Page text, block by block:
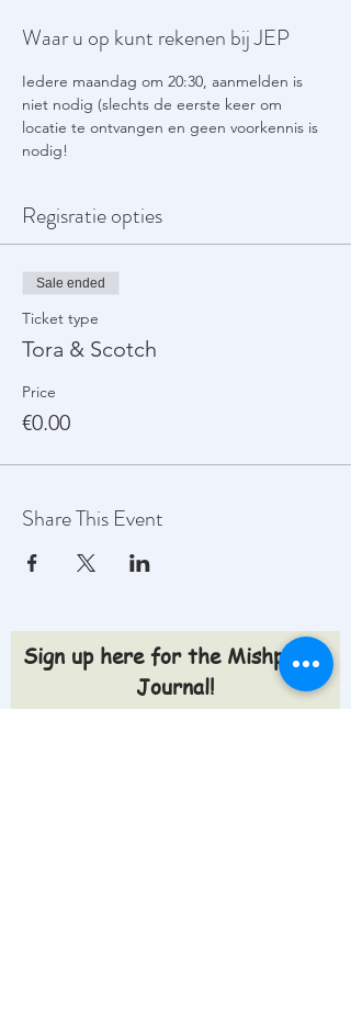
Waar u op kunt rekenen bij JEP
Iedere maandag om 20:30, aanmelden is
niet nodig (slechts de eerste keer om
locatie te ontvangen en geen voorkennis is
nodig!
Regisratie opties
Sale ended
Ticket type
Tora & Scotch
Price
€0.00
Share This Event
Sign up here for the Mishpoche
Journal!